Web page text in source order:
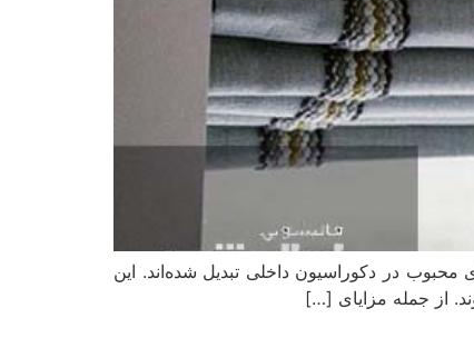
در دکوراسیون داخلی تبدیل شده‌اند. این
از جمله مزایای […]